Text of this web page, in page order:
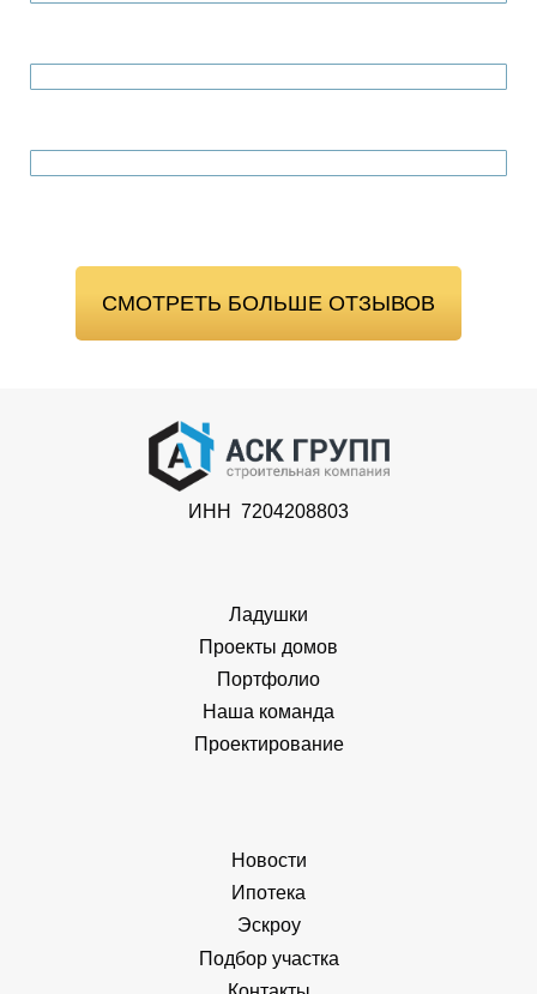
СМОТРЕТЬ БОЛЬШЕ ОТЗЫВОВ
ИНН 7204208803
Ладушки
Проекты домов
Портфолио
Наша команда
Проектирование
Новости
Ипотека
Эскроу
Подбор участка